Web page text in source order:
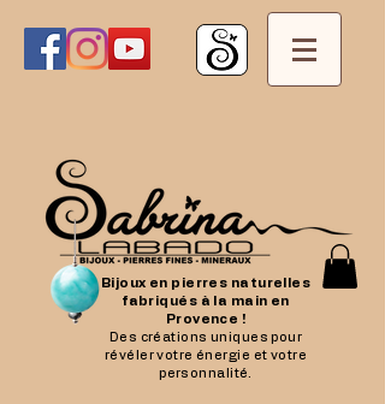
Bijoux en pierres naturelles
fabriqués à la main en
Provence !
Des créations uniques pour
révéler votre énergie et votre
personnalité.